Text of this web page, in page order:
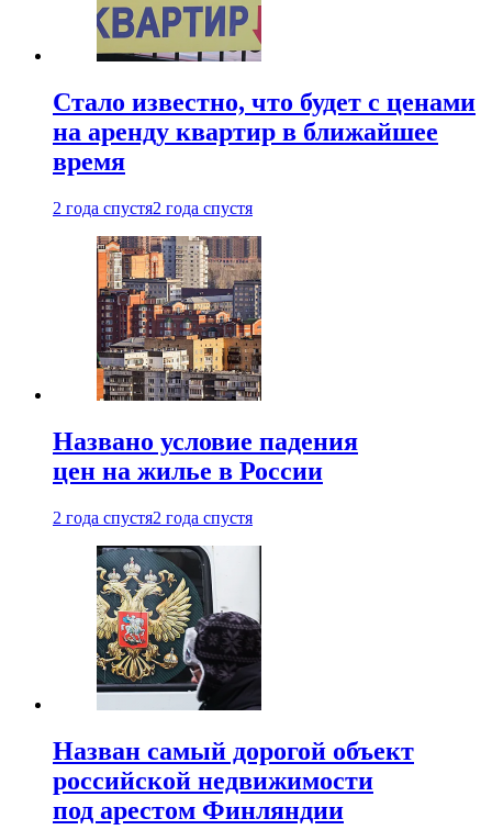
Стало известно, что будет с ценами
на аренду квартир в ближайшее
время
2 года спустя2 года спустя
Названо условие падения
цен на жилье в России
2 года спустя2 года спустя
Назван самый дорогой объект
российской недвижимости
под арестом Финляндии